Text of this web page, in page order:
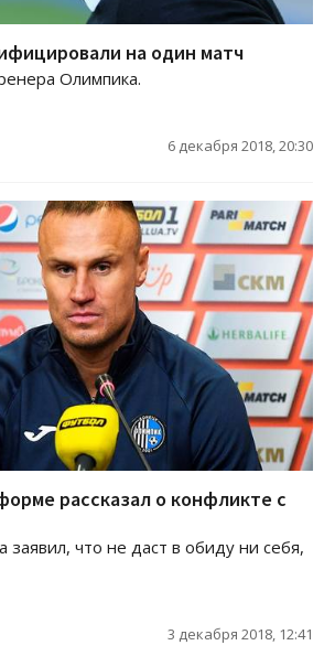
на один матч
Олимпика.
6 декабря 2018, 20:30
рассказал о конфликте с
заявил, что не даст в обиду ни себя,
3 декабря 2018, 12:41